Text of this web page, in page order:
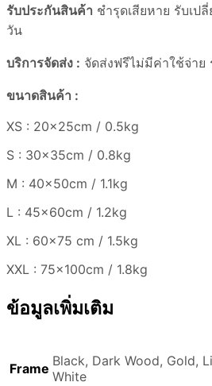
รับประกันสินค้า ชำรุดเสียหาย รับเ
วัน
บริการจัดส่ง : จัดส่งฟรีไม่มีค่าใช้จ่าย
ขนาดสินค้า :
XS : 20x25cm / 0.5kg
S : 30x35cm / 0.8kg
M : 40x50cm / 1.1kg
L : 45x60cm / 1.2kg
XL : 60×75 cm / 1.5kg
XXL : 75x100cm / 1.8kg
ข้อมูลเพิ่มเติม
Frame Black, Dark Wood, Gold,
White